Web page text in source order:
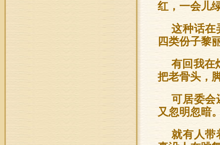
红，一会儿
这种话在
四类份子黎
有回我在
把老骨头，
可居委会
又忽明忽暗
就有人带